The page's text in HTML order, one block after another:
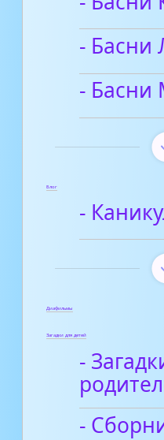
- Басни
- Басни
Блог
-
Диафильмы
Загадки для детей
-
-